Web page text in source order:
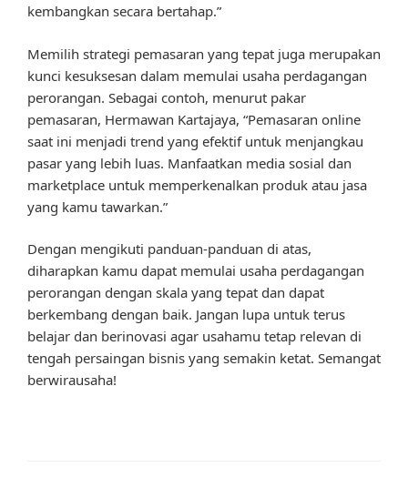
kembangkan secara bertahap.”
Memilih strategi pemasaran yang tepat juga merupakan
kunci kesuksesan dalam memulai usaha perdagangan
perorangan. Sebagai contoh, menurut pakar
pemasaran, Hermawan Kartajaya, “Pemasaran online
saat ini menjadi trend yang efektif untuk menjangkau
pasar yang lebih luas. Manfaatkan media sosial dan
marketplace untuk memperkenalkan produk atau jasa
yang kamu tawarkan.”
Dengan mengikuti panduan-panduan di atas,
diharapkan kamu dapat memulai usaha perdagangan
perorangan dengan skala yang tepat dan dapat
berkembang dengan baik. Jangan lupa untuk terus
belajar dan berinovasi agar usahamu tetap relevan di
tengah persaingan bisnis yang semakin ketat. Semangat
berwirausaha!